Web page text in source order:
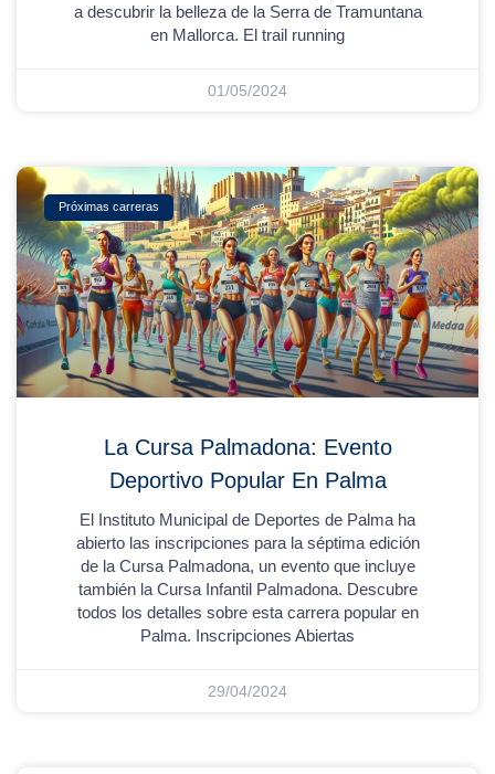
a descubrir la belleza de la Serra de Tramuntana
en Mallorca. El trail running
01/05/2024
Próximas carreras
La Cursa Palmadona: Evento
Deportivo Popular En Palma
El Instituto Municipal de Deportes de Palma ha
abierto las inscripciones para la séptima edición
de la Cursa Palmadona, un evento que incluye
también la Cursa Infantil Palmadona. Descubre
todos los detalles sobre esta carrera popular en
Palma. Inscripciones Abiertas
29/04/2024